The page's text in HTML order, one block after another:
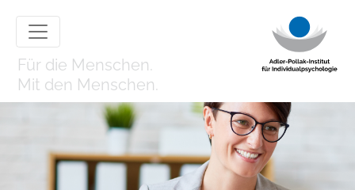
Für die Menschen.
Mit den Menschen.